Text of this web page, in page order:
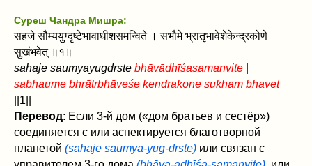
Суреш Чандра Мишра:
सहजे सौम्ययुग्दृष्टेभावाधीशसमन्विते । सभौमे भ्रातृभावेशेकेन्द्रकोणे
सुखंभवेत् ॥१॥
sahaje saumyayugdṛṣṭe bhāvādhīśasamanvite
sabhaume bhrātṛbhāveśe kendrakoṇe sukhaṃ bhavet
||1||
Перевод: Если 3-й дом («дом братьев и сестёр»)
соединяется с или аспектируется благотворной
планетой (sahaje saumya-yug-dṛṣṭe) или связан с